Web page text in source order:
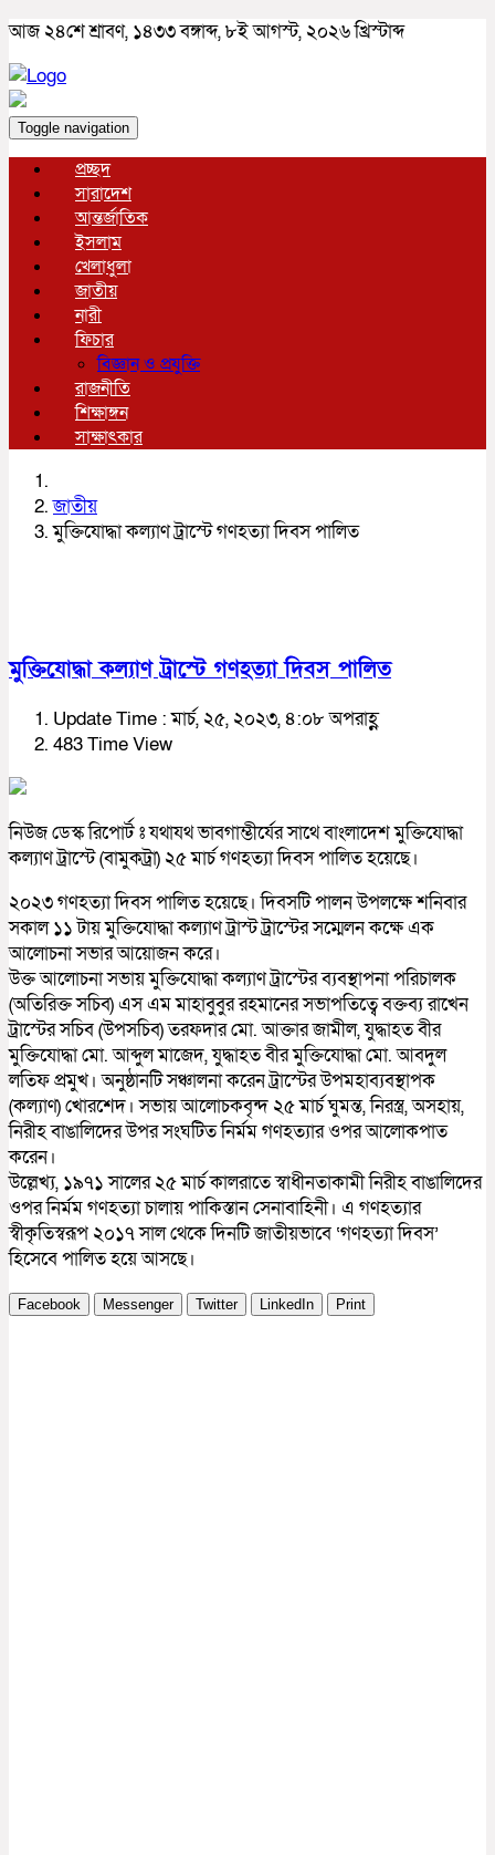
আজ ২৪শে শ্রাবণ, ১৪৩৩ বঙ্গাব্দ, ৮ই আগস্ট, ২০২৬ খ্রিস্টাব্দ
Toggle navigation
প্রচ্ছদ
সারাদেশ
আন্তর্জাতিক
ইসলাম
খেলাধুলা
জাতীয়
নারী
ফিচার
বিজ্ঞান ও প্রযুক্তি
রাজনীতি
শিক্ষাঙ্গন
সাক্ষাৎকার
জাতীয়
মুক্তিযোদ্ধা কল্যাণ ট্রাস্টে গণহত্যা দিবস পালিত
মুক্তিযোদ্ধা কল্যাণ ট্রাস্টে গণহত্যা দিবস পালিত
Update Time : মার্চ, ২৫, ২০২৩, ৪:০৮ অপরাহ্ণ
483 Time View
নিউজ ডেস্ক রিপোর্ট ঃ যথাযথ ভাবগাম্ভীর্যের সাথে বাংলাদেশ মুক্তিযোদ্ধা
কল্যাণ ট্রাস্টে (বামুকট্রা) ২৫ মার্চ গণহত্যা দিবস পালিত হয়েছে।
২০২৩ গণহত্যা দিবস পালিত হয়েছে। দিবসটি পালন উপলক্ষে শনিবার
সকাল ১১ টায় মুক্তিযোদ্ধা কল্যাণ ট্রাস্ট ট্রাস্টের সম্মেলন কক্ষে এক
আলোচনা সভার আয়োজন করে।
উক্ত আলোচনা সভায় মুক্তিযোদ্ধা কল্যাণ ট্রাস্টের ব্যবস্থাপনা পরিচালক
(অতিরিক্ত সচিব) এস এম মাহাবুবুর রহমানের সভাপতিত্বে বক্তব্য রাখেন
ট্রাস্টের সচিব (উপসচিব) তরফদার মো. আক্তার জামীল, যুদ্ধাহত বীর
মুক্তিযোদ্ধা মো. আব্দুল মাজেদ, যুদ্ধাহত বীর মুক্তিযোদ্ধা মো. আবদুল
লতিফ প্রমুখ। অনুষ্ঠানটি সঞ্চালনা করেন ট্রাস্টের উপমহাব্যবস্থাপক
(কল্যাণ) খোরশেদ। সভায় আলোচকবৃন্দ ২৫ মার্চ ঘুমন্ত, নিরস্ত্র, অসহায়,
নিরীহ বাঙালিদের উপর সংঘটিত নির্মম গণহত্যার ওপর আলোকপাত
করেন।
উল্লেখ্য, ১৯৭১ সালের ২৫ মার্চ কালরাতে স্বাধীনতাকামী নিরীহ বাঙালিদের
ওপর নির্মম গণহত্যা চালায় পাকিস্তান সেনাবাহিনী। এ গণহত্যার
স্বীকৃতিস্বরূপ ২০১৭ সাল থেকে দিনটি জাতীয়ভাবে ‘গণহত্যা দিবস’
হিসেবে পালিত হয়ে আসছে।
Facebook Messenger Twitter LinkedIn Print